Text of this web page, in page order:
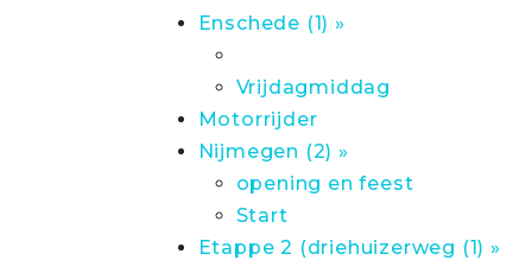
Enschede (1) »
Vrijdagmiddag
Motorrijder
Nijmegen (2) »
opening en feest
Start
Etappe 2 (driehuizerweg (1) »